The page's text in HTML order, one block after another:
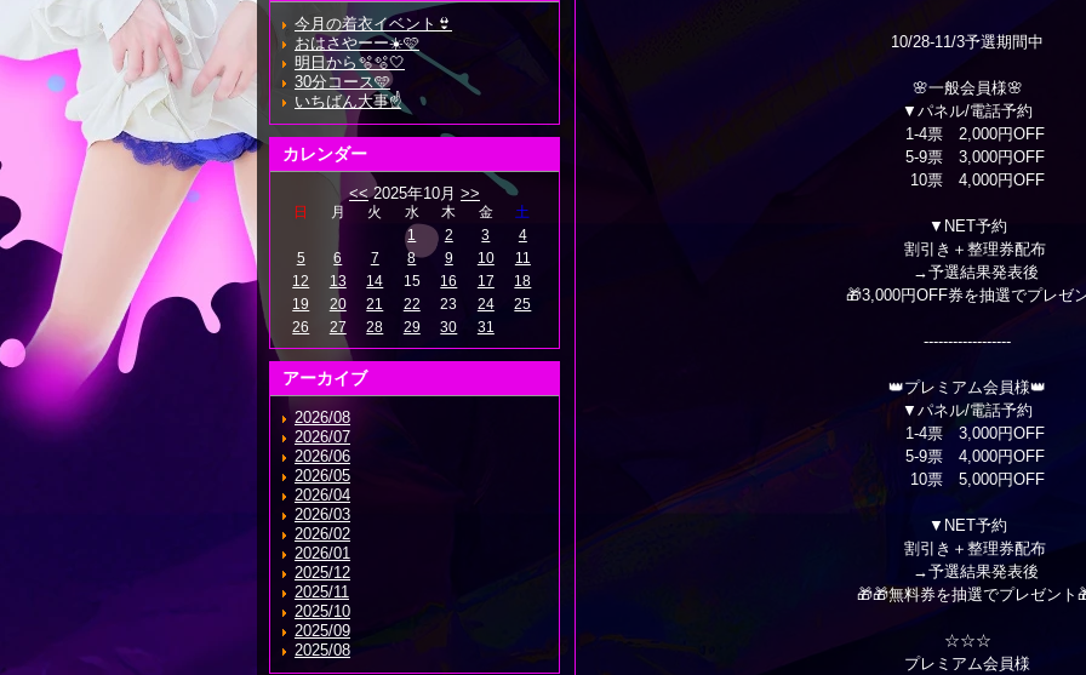
今月の着衣イベント👙
おはさやーー☀️🩷
明日から🫧🫧🤍
30分コース🩵
いちばん大事☝️
カレンダー
<< 2025年10月 >>
日 月 火 水 木 金
土
1
2 3
4
5
6 7 8 9 10
11
12
13 14 15 16 17
18
19
20 21 22 23 24
25
26
27 28 29 30 31
アーカイブ
2026/08
2026/07
2026/06
2026/05
2026/04
2026/03
2026/02
2026/01
2025/12
2025/11
2025/10
2025/09
2025/08
10/28-11/3予選期間中
🌸一般会員様🌸
▼パネル/電話予約
1-4票 2,000円OFF
5-9票 3,000円OFF
10票 4,000円OFF
▼NET予約
割引き＋整理券配布
→予選結果発表後
🎁3,000円OFF券を抽選でプレゼ
------------------
👑プレミアム会員様👑
▼パネル/電話予約
1-4票 3,000円OFF
5-9票 4,000円OFF
10票 5,000円OFF
▼NET予約
割引き＋整理券配布
→予選結果発表後
🎁🎁無料券を抽選でプレゼント
☆☆☆
プレミアム会員様